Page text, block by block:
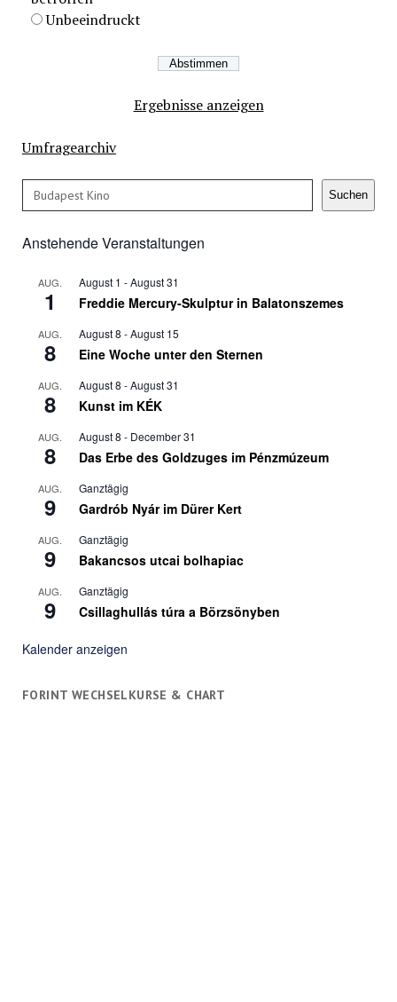
Unbeeindruckt
Ergebnisse anzeigen
Umfragearchiv
Suchen Suchen
Anstehende Veranstaltungen
AUG.
1
August 1 -August 31
Freddie Mercury-Skulptur in Balatonszemes
AUG.
8
August 8 -August 15
Eine Woche unter den Sternen
AUG.
8
August 8 -August 31
Kunst im KÉK
AUG.
8
August 8 - December 31
Das Erbe des Goldzuges im Pénzmúzeum
AUG.
9
Ganztägig
Gardrób Nyár im Dürer Kert
AUG.
9
Ganztägig
Bakancsos utcai bolhapiac
AUG.
9
Ganztägig
Csillaghullás túra a Börzsönyben
Kalender anzeigen
FORINT WECHSELKURSE & CHART